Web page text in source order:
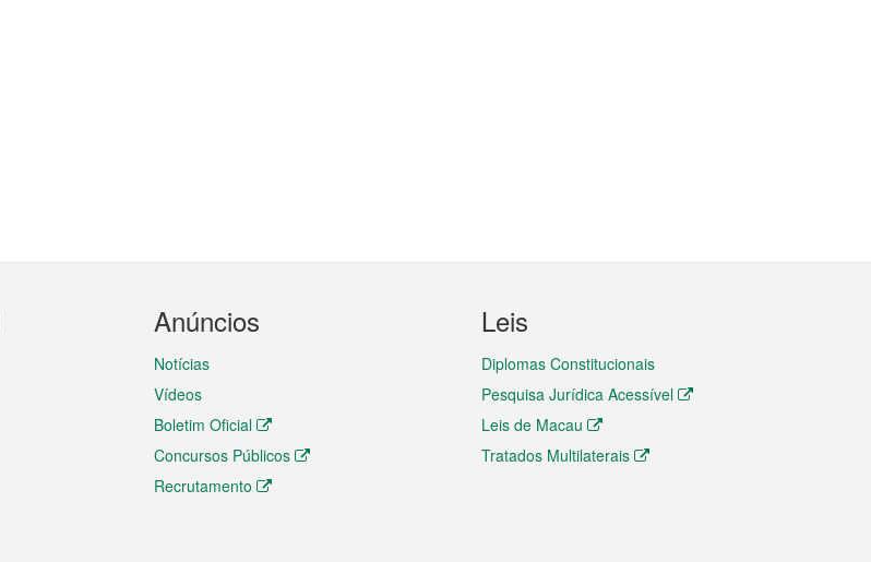
Anúncios
Notícias
Vídeos
Boletim Oficial
Concursos Públicos
Recrutamento
Leis
Diplomas Constitucionais
Pesquisa Jurídica Acessível
Leis de Macau
Tratados Multilaterais